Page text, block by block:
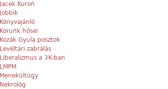
Jacek Kuroń
Jobbik
Könyvajánló
Korunk hősei
Kozák Gyula posztok
Levéltári zabrálás
Liberalizmus a 3K-ban
LMPM
Menekültügy
Nekrológ